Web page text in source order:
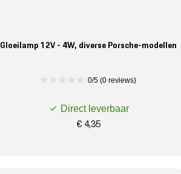
Gloeilamp 12V - 4W, diverse Porsche-modellen
0/5 (0 reviews)
Direct leverbaar
€ 4,35